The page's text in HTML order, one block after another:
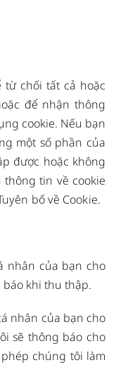
chối tất cả hoặc
để nhận thông
cookie. Nếu bạn
một số phần của
được hoặc không
tin về cookie
bố về Cookie.
nhân của bạn cho
khi thu thập.
nhân của bạn cho
sẽ thông báo cho
chúng tôi làm